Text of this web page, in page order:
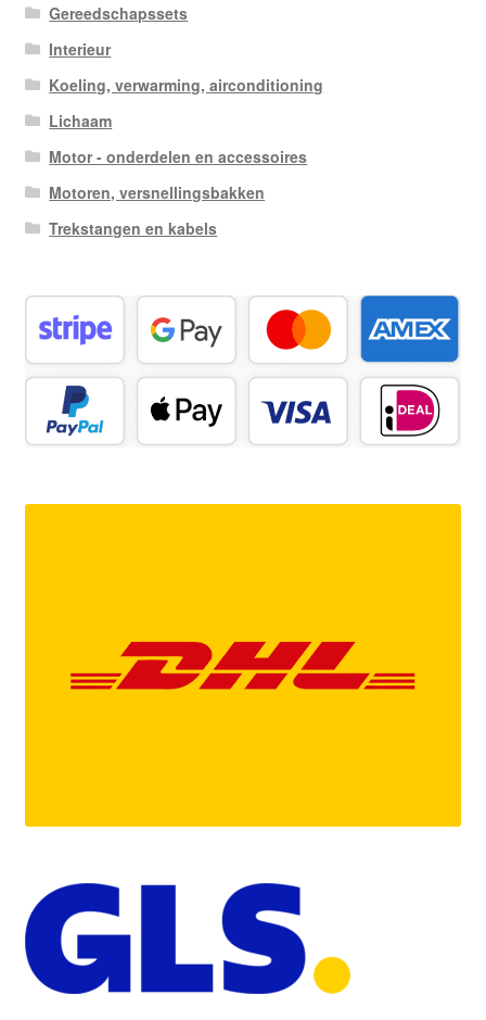
Gereedschapssets
Interieur
Koeling, verwarming, airconditioning
Lichaam
Motor - onderdelen en accessoires
Motoren, versnellingsbakken
Trekstangen en kabels